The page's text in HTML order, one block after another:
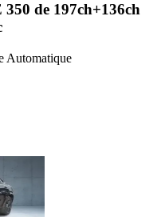
350 de 197ch+136ch
Automatique